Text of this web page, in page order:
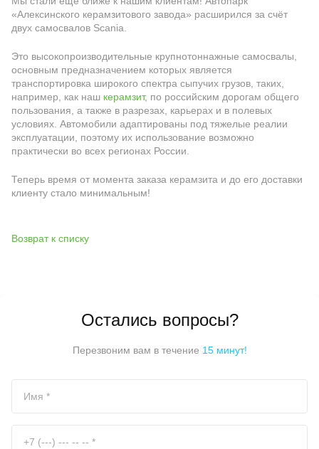
«Алексинского керамзитового завода» расширился за счёт
двух самосвалов Scania.
Это высокопроизводительные крупнотоннажные самосвалы,
основным предназначением которых является
транспортировка широкого спектра сыпучих грузов, таких,
например, как наш керамзит, по российским дорогам общего
пользования, а также в разрезах, карьерах и в полевых
условиях. Автомобили адаптированы под тяжелые реалии
эксплуатации, поэтому их использование возможно
практически во всех регионах России.
Теперь время от момента заказа керамзита и до его доставки
клиенту стало минимальным!
Возврат к списку
Остались вопросы?
Перезвоним вам в течение 15 минут!